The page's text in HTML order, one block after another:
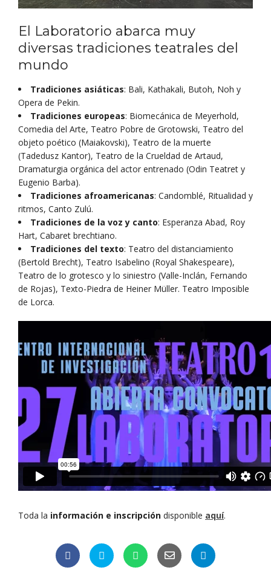
El Laboratorio abarca muy
diversas tradiciones teatrales del
mundo
Tradiciones asiáticas: Bali, Kathakali, Butoh, Noh y
Opera de Pekin.
Tradiciones europeas: Biomecánica de Meyerhold,
Comedia del Arte, Teatro Pobre de Grotowski, Teatro del
objeto poético (Maiakovski), Teatro de la muerte
(Tadedusz Kantor), Teatro de la Crueldad de Artaud,
Dramaturgia orgánica del actor entrenado (Odin Teatret y
Eugenio Barba).
Tradiciones afroamericanas: Candomblé, Ritualidad y
ritmos, Canto Zulú.
Tradiciones de la voz y canto: Esperanza Abad, Roy
Hart, Cabaret brechtiano.
Tradiciones del texto: Teatro del distanciamiento
(Bertold Brecht), Teatro Isabelino (Royal Shakespeare),
Teatro de lo grotesco y lo siniestro (Valle-Inclán, Fernando
de Rojas), Texto-Piedra de Heiner Müller. Teatro Imposible
de Lorca.
Toda la información e inscripción disponible aquí.